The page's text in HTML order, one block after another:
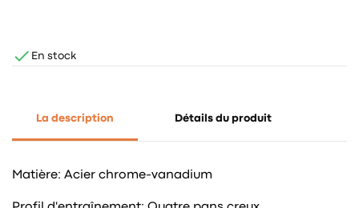
 En stock
La description Détails du produit
Matière: Acier chrome-vanadium